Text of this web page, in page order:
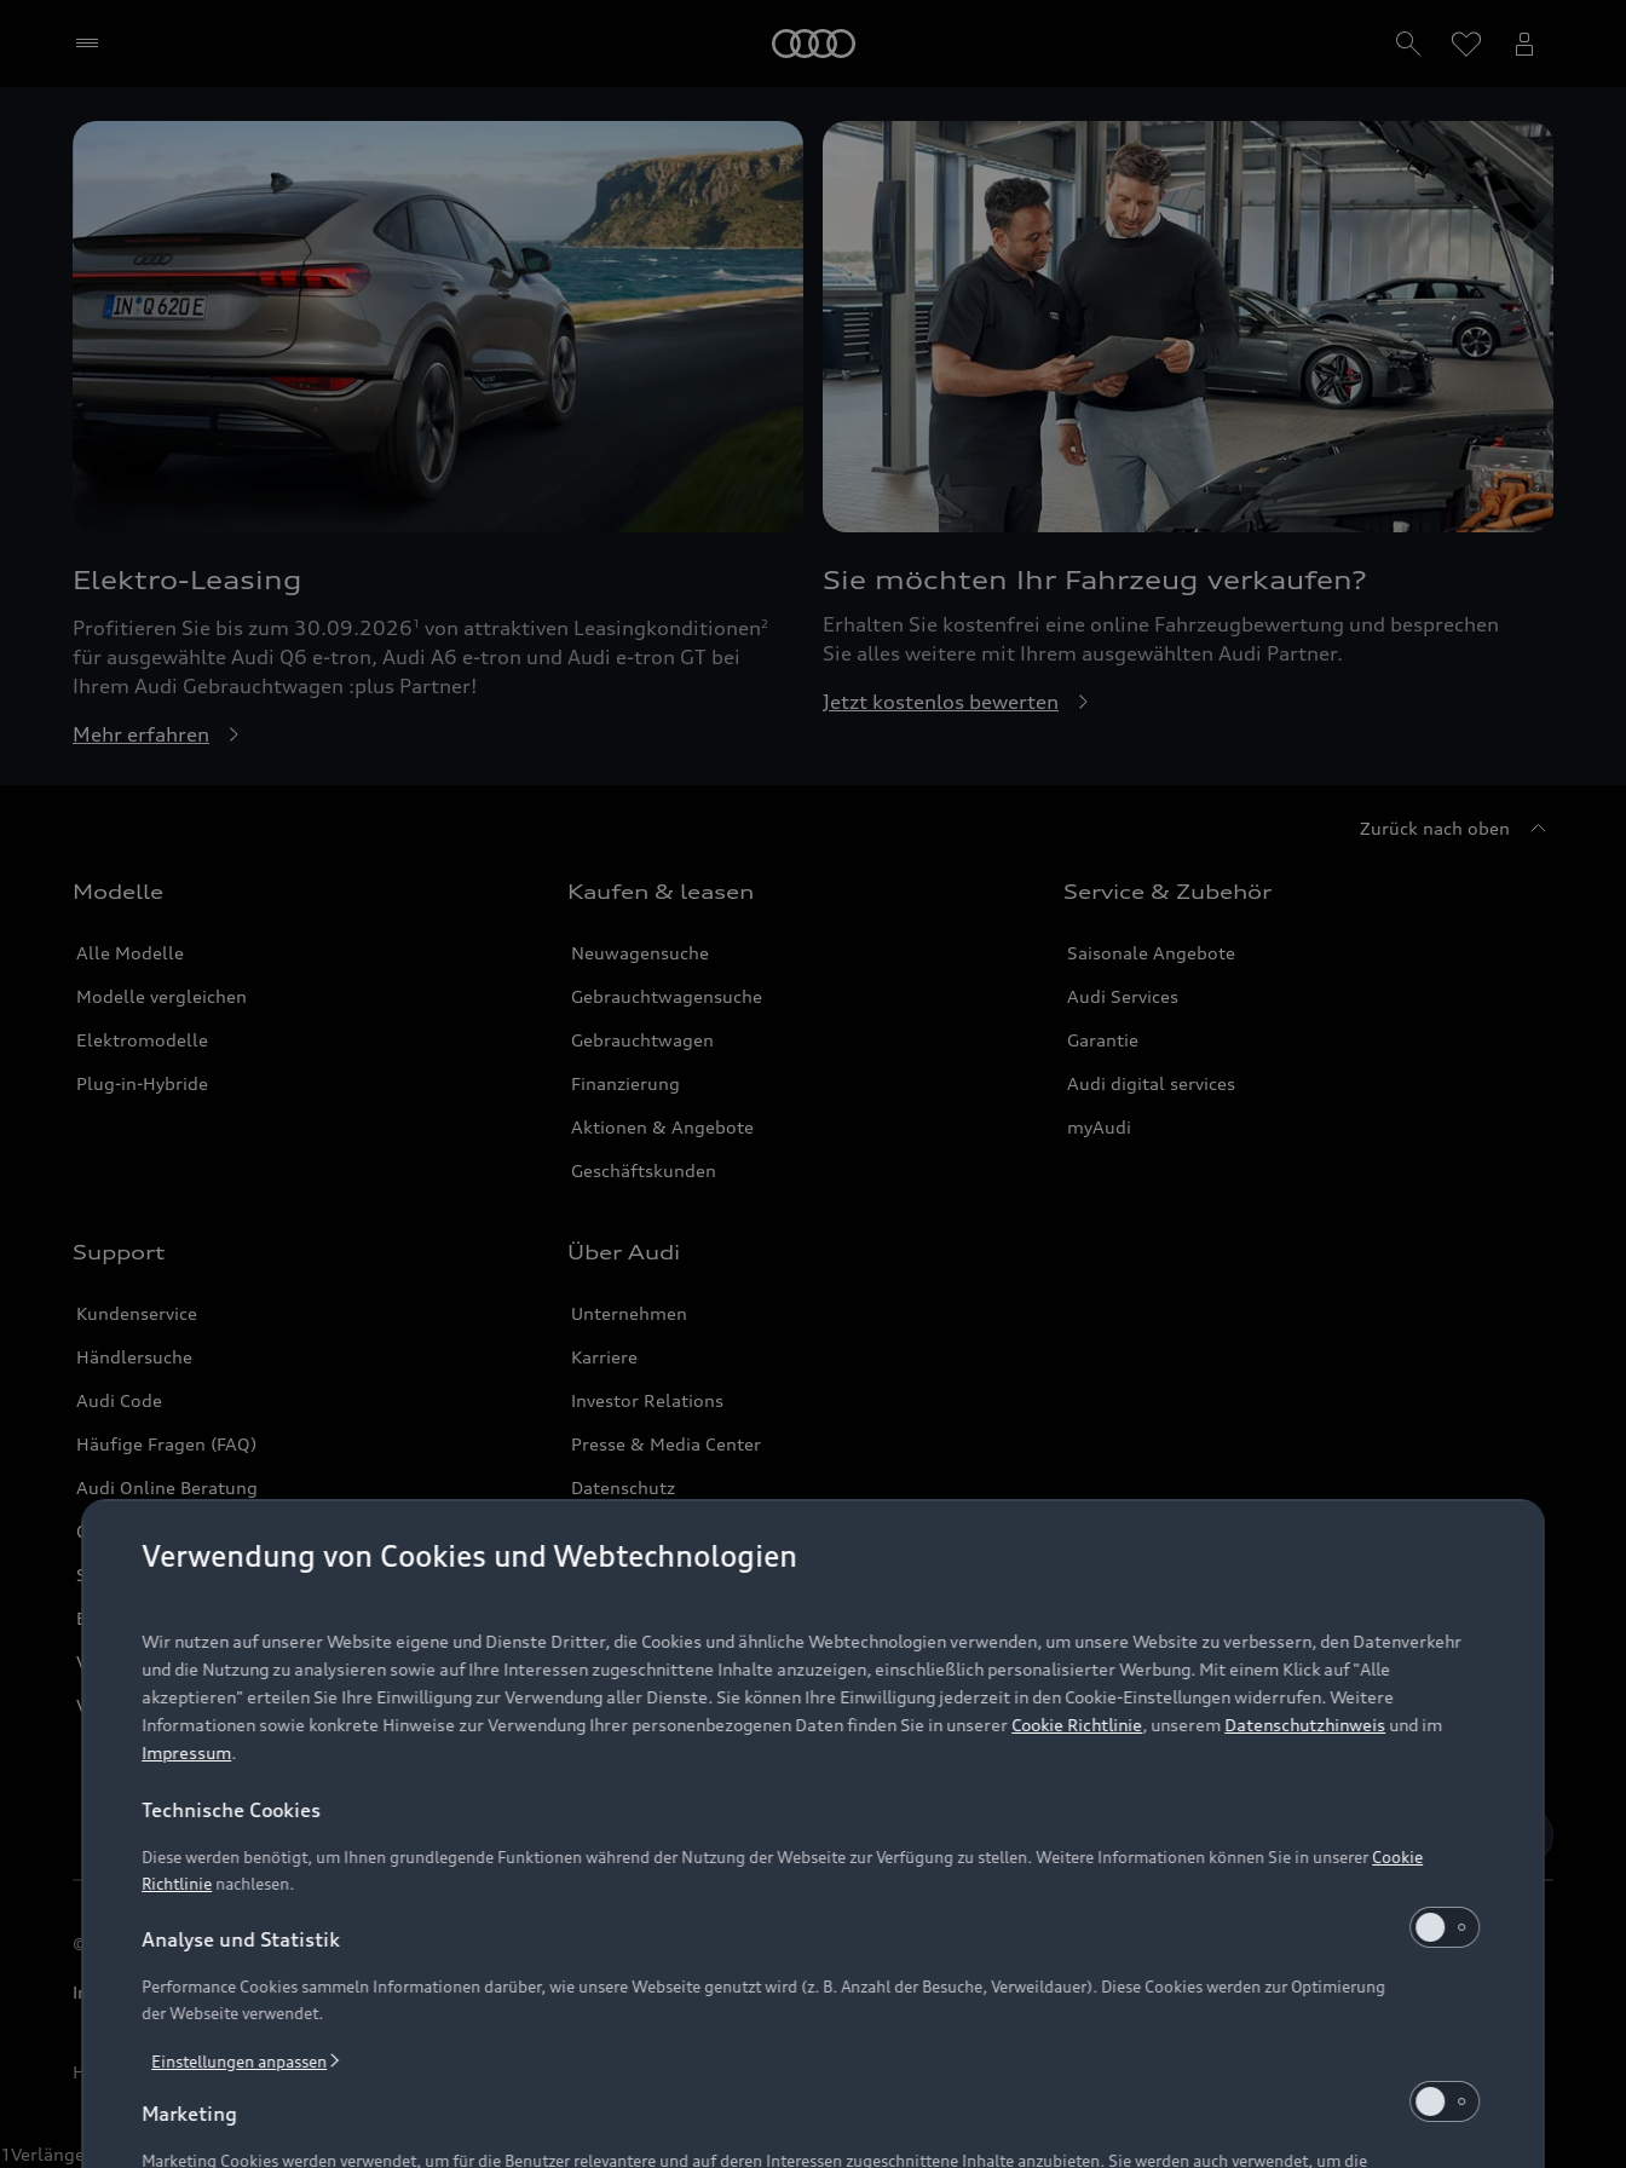
Elektro-Leasing
Profitieren Sie bis zum 30.09.20261 von attraktiven Leasingkonditionen2
für ausgewählte Audi Q6 e-tron, Audi A6 e-tron und Audi e-tron GT bei
Ihrem Audi Gebrauchtwagen :plus Partner!
Mehr erfahren
Sie möchten Ihr Fahrzeug verkaufen?
Erhalten Sie kostenfrei eine online Fahrzeugbewertung und besprechen
Sie alles weitere mit Ihrem ausgewählten Audi Partner.
Jetzt kostenlos bewerten
Zurück nach oben
Modelle
Alle Modelle
Modelle vergleichen
Elektromodelle
Plug-in-Hybride
Kaufen & leasen
Neuwagensuche
Gebrauchtwagensuche
Gebrauchtwagen
Finanzierung
Aktionen & Angebote
Geschäftskunden
Service & Zubehör
Saisonale Angebote
Audi Services
Garantie
Audi digital services
myAudi
Support
Kundenservice
Händlersuche
Audi Code
Häufige Fragen (FAQ)
Audi Online Beratung
Online-Terminvereinbarung
Servicekontakt
Bordbuch & Bedienungsanleitungen
Verträge kündigen
Vertrag widerrufen
Über Audi
Unternehmen
Karriere
Investor Relations
Presse & Media Center
Datenschutz
© 2026 AUDI AG. Alle Rechte vorbehalten
Impressum Rechtliches Hinweisgebersystem Datenschutzinformation Cookie-Einstellungen Cookie-Richtlinie Barrierefreiheit Digital Services Act
Hinweis: Die aktuelle Darstellung und Anordnung der Embleme am Fahrzeug bei allen Abbildungen auf dieser Webseite kann abweichen.
1Verlängerung vorbehalten.
Verwendung von Cookies und Webtechnologien
Wir nutzen auf unserer Website eigene und Dienste Dritter, die Cookies und ähnliche Webtechnologien verwenden, um unsere Website zu verbessern, den Datenverkehr
und die Nutzung zu analysieren sowie auf Ihre Interessen zugeschnittene Inhalte anzuzeigen, einschließlich personalisierter Werbung. Mit einem Klick auf "Alle
akzeptieren" erteilen Sie Ihre Einwilligung zur Verwendung aller Dienste. Sie können Ihre Einwilligung jederzeit in den Cookie-Einstellungen widerrufen. Weitere
Informationen sowie konkrete Hinweise zur Verwendung Ihrer personenbezogenen Daten finden Sie in unserer Cookie Richtlinie, unserem Datenschutzhinweis und im
Impressum.
Technische Cookies
Diese werden benötigt, um Ihnen grundlegende Funktionen während der Nutzung der Webseite zur Verfügung zu stellen. Weitere Informationen können Sie in unsererCookie
Richtlinie nachlesen.
Analyse und Statistik
Performance Cookies sammeln Informationen darüber, wie unsere Webseite genutzt wird (z. B. Anzahl der Besuche, Verweildauer). Diese Cookies werden zur Optimierung
der Webseite verwendet.
Einstellungen anpassen
Marketing
Marketing Cookies werden verwendet, um für die Benutzer relevantere und auf deren Interessen zugeschnittene Inhalte anzubieten. Sie werden auch verwendet, um die